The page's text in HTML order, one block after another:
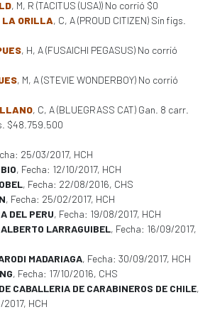
, M, R (TACITUS (USA)) No corrió $0
ORILLA, C, A (PROUD CITIZEN) Sin figs.
, H, A (FUSAICHI PEGASUS) No corrió
, M, A (STEVIE WONDERBOY) No corrió
, C, A (BLUEGRASS CAT) Gan. 8 carr.
$48.759.500
25/03/2017, HCH
, Fecha: 12/10/2017, HCH
, Fecha: 22/08/2016, CHS
, Fecha: 25/02/2017, HCH
DEL PERU, Fecha: 19/08/2017, HCH
LARRAGUIBEL, Fecha: 16/09/2017,
MADARIAGA, Fecha: 30/09/2017, HCH
, Fecha: 17/10/2016, CHS
CABALLERIA DE CARABINEROS DE CHILE,
HCH